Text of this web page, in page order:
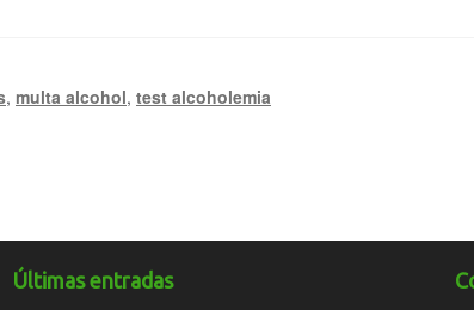
,multa alcohol,test alcoholemia
Últimas entradas